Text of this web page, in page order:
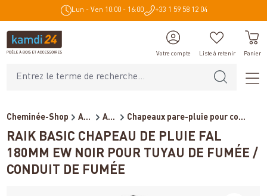
principal Lun - Ven 10:00 - 16:00 +33 1 59 58 12 04
Votre compte Liste à retenir Panier
Cheminée-Shop Accessoires de cheminée Accessoires pour conduits d... Chapeaux pare-pluie pour co...
RAIK BASIC CHAPEAU DE PLUIE FAL
180MM EW NOIR POUR TUYAU DE FUMÉE /
CONDUIT DE FUMÉE